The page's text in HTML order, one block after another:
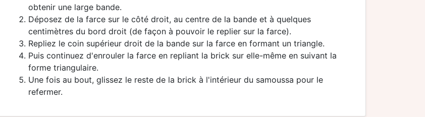
obtenir une large bande.
Déposez de la farce sur le côté droit, au centre de la bande et à quelques
centimètres du bord droit (de façon à pouvoir le replier sur la farce).
Repliez le coin supérieur droit de la bande sur la farce en formant un triangle.
Puis continuez d'enrouler la farce en repliant la brick sur elle-même en suivant la
forme triangulaire.
Une fois au bout, glissez le reste de la brick à l'intérieur du samoussa pour le
refermer.